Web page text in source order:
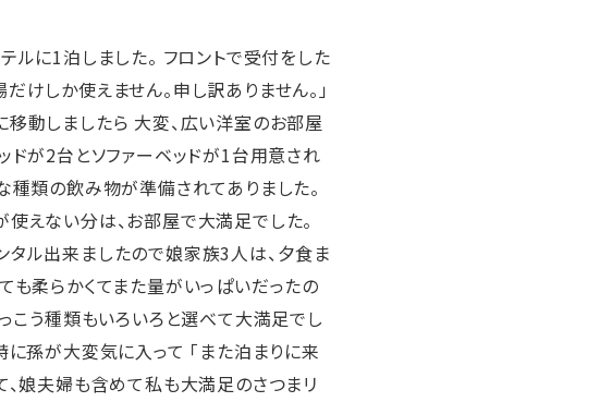
ルに1泊しました。 フロントで受付をした
けしか使えません。申し訳ありません。」
動しましたら 大変、広い洋室のお部屋
ドが2台とソファーベッドが1台用意され
種類の飲み物が準備されてありました。
えない分は、お部屋で大満足でした。
タル出来ましたので娘家族3人は、夕食ま
も柔らかくてまた量がいっぱいだったの
こう種類もいろいろと選べて大満足でし
に孫が大変気に入って 「また泊まりに来
、娘夫婦も含めて私も大満足のさつまリ